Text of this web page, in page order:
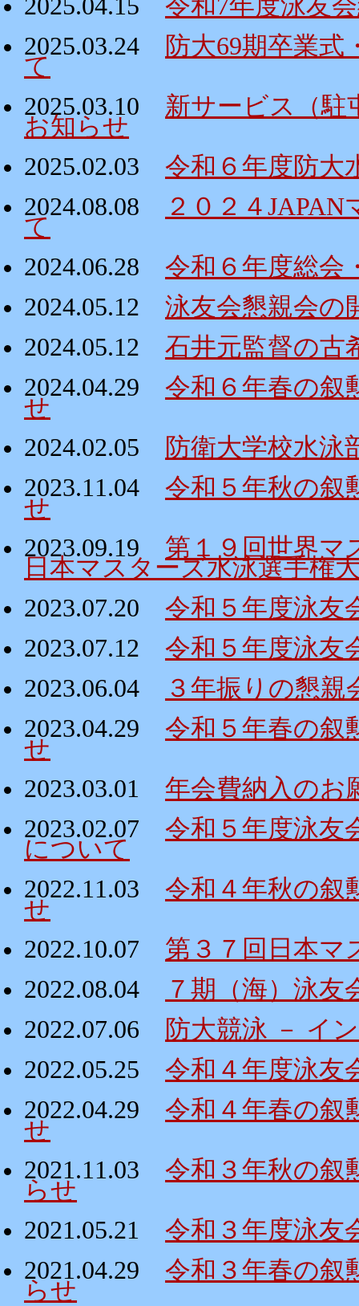
2025.04.15
令和7年度泳友
2025.03.24
防大69期卒業
て
2025.03.10
新サービス（駐
お知らせ
2025.02.03
令和６年度防大
2024.08.08
２０２４
て
2024.06.28
令和６年度総会
2024.05.12
泳友会懇親会の
2024.05.12
石井元監督の古
2024.04.29
令和６年春の叙
せ
2024.02.05
防衛大学校水泳
2023.11.04
令和５年秋の叙
せ
2023.09.19
第１９回世界
日本マスターズ水泳選手権
2023.07.20
令和５年度泳友
2023.07.12
令和５年度泳友
2023.06.04
３年振りの懇親
2023.04.29
令和５年春の叙
せ
2023.03.01
年会費納入のお
2023.02.07
令和５年度泳友
について
2022.11.03
令和４年秋の叙
せ
2022.10.07
第３７回日本マ
2022.08.04
７期（海）泳友
2022.07.06
防大競泳 － イ
2022.05.25
令和４年度泳友
2022.04.29
令和４年春の叙
せ
2021.11.03
令和３年秋の叙
らせ
2021.05.21
令和３年度泳友
2021.04.29
令和３年春の叙
らせ